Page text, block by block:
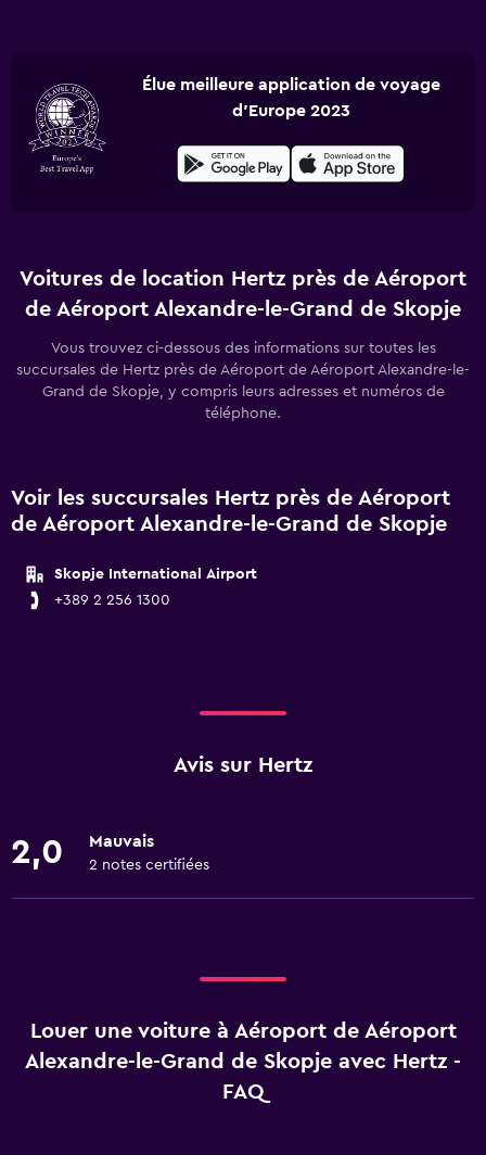
Élue meilleure application de voyage
d'Europe 2023
Voitures de location Hertz près de Aéroport
de Aéroport Alexandre-le-Grand de Skopje
Vous trouvez ci-dessous des informations sur toutes les
succursales de Hertz près de Aéroport de Aéroport Alexandre-le-
Grand de Skopje, y compris leurs adresses et numéros de
téléphone.
Voir les succursales Hertz près de Aéroport
de Aéroport Alexandre-le-Grand de Skopje
Skopje International Airport
+389 2 256 1300
Avis sur Hertz
2,0 Mauvais
2 notes certifiées
Louer une voiture à Aéroport de Aéroport
Alexandre-le-Grand de Skopje avec Hertz -
FAQ